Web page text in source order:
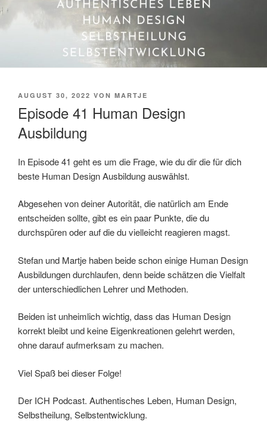
VERÖFFENTLICHT
AUGUST 30, 2022 VON MARTJE
Episode 41 Human Design
Ausbildung
In Episode 41 geht es um die Frage, wie du dir die für dich
beste Human Design Ausbildung auswählst.
Abgesehen von deiner Autorität, die natürlich am Ende
entscheiden sollte, gibt es ein paar Punkte, die du
durchspüren oder auf die du vielleicht reagieren magst.
Stefan und Martje haben beide schon einige Human Design
Ausbildungen durchlaufen, denn beide schätzen die Vielfalt
der unterschiedlichen Lehrer und Methoden.
Beiden ist unheimlich wichtig, dass das Human Design
korrekt bleibt und keine Eigenkreationen gelehrt werden,
ohne darauf aufmerksam zu machen.
Viel Spaß bei dieser Folge!
Der ICH Podcast. Authentisches Leben, Human Design,
Selbstheilung, Selbstentwicklung.